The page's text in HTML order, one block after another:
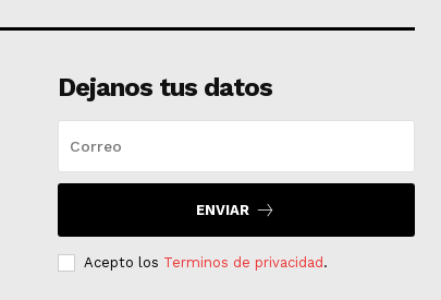
Dejanos tus datos
ENVIAR
Acepto los Terminos de privacidad .